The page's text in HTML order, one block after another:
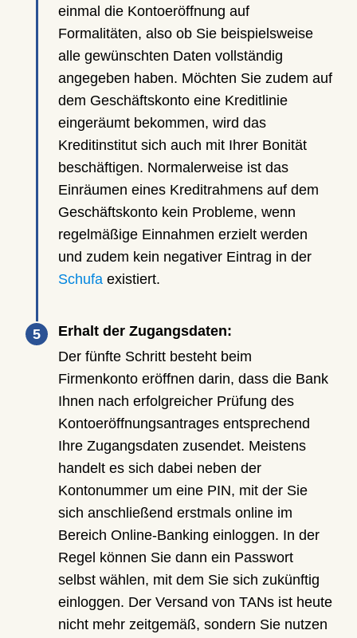
einmal die Kontoeröffnung auf
Formalitäten, also ob Sie beispielsweise
alle gewünschten Daten vollständig
angegeben haben. Möchten Sie zudem auf
dem Geschäftskonto eine Kreditlinie
eingeräumt bekommen, wird das
Kreditinstitut sich auch mit Ihrer Bonität
beschäftigen. Normalerweise ist das
Einräumen eines Kreditrahmens auf dem
Geschäftskonto kein Probleme, wenn
regelmäßige Einnahmen erzielt werden
und zudem kein negativer Eintrag in der
Schufaexistiert.
Erhalt der Zugangsdaten:
Der fünfte Schritt besteht beim
Firmenkonto eröffnen darin, dass die Bank
Ihnen nach erfolgreicher Prüfung des
Kontoeröffnungsantrages entsprechend
Ihre Zugangsdaten zusendet. Meistens
handelt es sich dabei neben der
Kontonummer um eine PIN, mit der Sie
sich anschließend erstmals online im
Bereich Online-Banking einloggen. In der
Regel können Sie dann ein Passwort
selbst wählen, mit dem Sie sich zukünftig
einloggen. Der Versand von TANs ist heute
nicht mehr zeitgemäß, sondern Sie nutzen